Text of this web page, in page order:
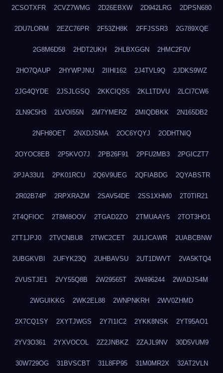
2CSOTXFR 2CVZ7WMG 2D26EBXW 2D942LRG 2DPSN680
2DU7LORM 2EZC76PR 2F53ZH8K 2FFJSSR3 2G789XQE
2G8M6D58 2HDT2UKH 2HLBXGGN 2HMC2F0V
2HO7QAUP 2HYWPJNU 2IIHI162 2J4TVL9Q 2JDKS9WZ
2JG4QYDE 2JSJLGSQ 2KKCIQS5 2KL1TDVU 2LCI7CW6
2LN9C5H3 2LVOI55N 2M7YMERZ 2MIQDBKK 2N165DB2
2NFH8OET 2NXDJSMA 2OC6YQYJ 2ODHTNIQ
2OYOC8EB 2P5KVO7J 2PB26F91 2PFU2MB3 2PGICZT7
2PJA33U1 2PK01RCU 2Q6V9UEG 2QFIABDG 2QYABSTR
2R02B74P 2RPXRAZM 2SAV54DE 2SS1XHM0 2T0TIR21
2T4QFIOC 2T8M8OOV 2TGAD2ZO 2TMUAAY5 2TOT3HO1
2TT1JPJ0 2TVCNBU8 2TWC2CET 2U1JCAWR 2UABCBNW
2UBGKVBI 2UFYK23Q 2UHBAVSU 2UT1DWVT 2VA5KTQ4
2VUSTJE1 2VY55Q8B 2W29565T 2W496244 2WADJS4M
2WGUIKKG 2WK2EL88 2WNPNKRH 2WV0ZHMD
2X7CQ1SY 2XYTJWGS 2Y7I1IC2 2YKK8NSK 2YT95AO1
2YV3O361 2YXVOCOL 2Z2JNBKZ 2ZAJL9NV 30D5VUM9
30W729OG 31BVSCBT 31L8FP95 31M0MR2X 32AT2VLN